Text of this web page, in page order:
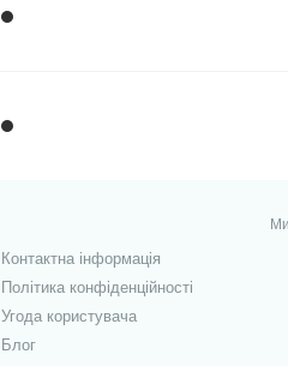
Контактна інформація
Політика конфіденційності
Угода користувача
Блог